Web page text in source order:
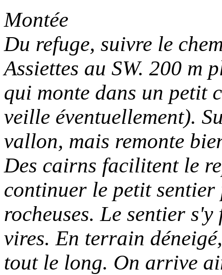
Montée
Du refuge, suivre le
Assiettes au SW. 200 m
qui monte dans un petit
veille éventuellement).
vallon, mais remonte
Des cairns facilitent le
continuer le petit
rocheuses. Le sentier
vires. En terrain
tout le long. On arrive